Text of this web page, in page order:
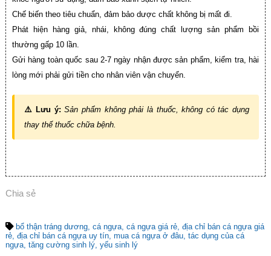
Chế biến theo tiêu chuẩn, đảm bảo dược chất không bị mất đi.
Phát hiện hàng giả, nhái, không đúng chất lượng sản phẩm bồi
thường gấp 10 lần.
Gửi hàng toàn quốc sau 2-7 ngày nhận được sản phẩm, kiểm tra, hài
lòng mới phải gửi tiền cho nhân viên vận chuyển.
⚠️ Lưu ý: Sản phẩm không phải là thuốc, không có tác dụng
thay thế thuốc chữa bệnh.
Chia sẻ
bổ thận tráng dương cá ngựa cá ngựa giá rẻ địa chỉ bán cá ngựa giá
rẻ địa chỉ bán cá ngựa uy tín mua cá ngựa ở đâu tác dụng của cá
ngựa tăng cường sinh lý yếu sinh lý